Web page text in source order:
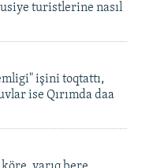
turistlerine nasıl
işini toqtattı,
ise Qırımda daa